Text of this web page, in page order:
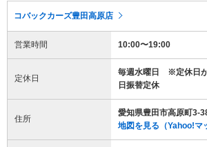
コバックカーズ豊田高原店
営業時間 10:00〜19:00
定休日
毎週水曜日 ※定休日
日振替定休
住所
愛知県豊田市高原町3-
地図を見る（Yahoo!マ